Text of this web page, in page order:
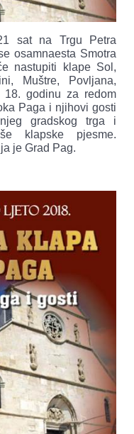
sat na Trgu Petra
osamnaesta Smotra
nastupiti klape Sol,
Muštre, Povljana,
18. godinu za redom
Paga i njihovi gosti
gradskog trga i
klapske pjesme.
je Grad Pag.